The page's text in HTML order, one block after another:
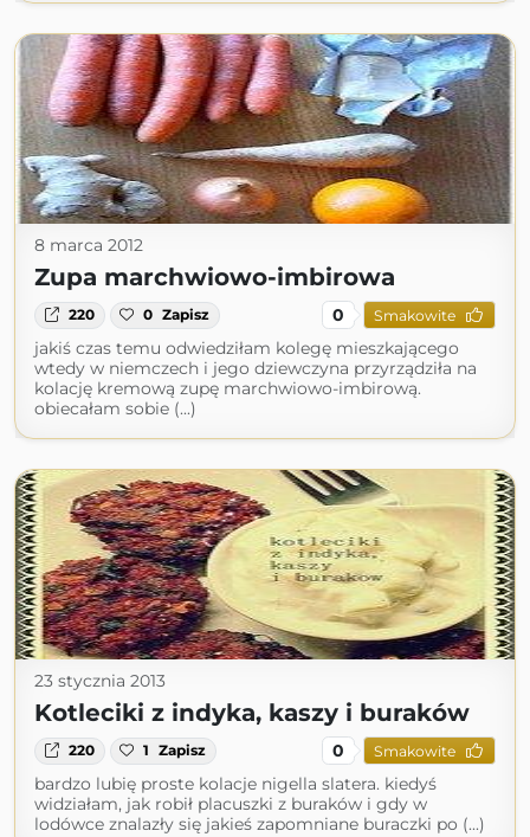
8 marca 2012
Zupa marchwiowo-imbirowa
220 0 Zapisz 0 Smakowite
jakiś czas temu odwiedziłam kolegę mieszkającego
wtedy w niemczech i jego dziewczyna przyrządziła na
kolację kremową zupę marchwiowo-imbirową.
obiecałam sobie (...)
23 stycznia 2013
Kotleciki z indyka, kaszy i buraków
220 1 Zapisz 0 Smakowite
bardzo lubię proste kolacje nigella slatera. kiedyś
widziałam, jak robił placuszki z buraków i gdy w
lodówce znalazły się jakieś zapomniane buraczki po (...)